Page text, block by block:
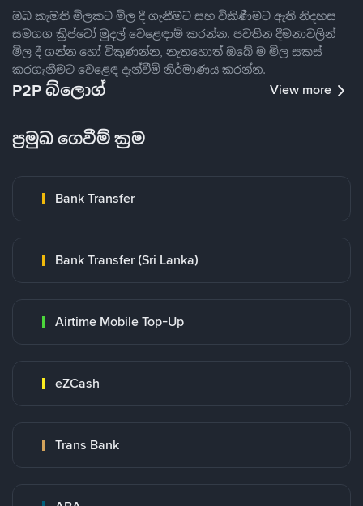
ඔබ කැමති මිලකට මිල දී ගැනීමට සහ විකිණීමට ඇති නිදහස
සමගග ක්‍රිප්ටෝ මුදල් වෙළෙඳාම් කරන්න. පවතින දීමනාවලින්
මිල දී ගන්න හෝ විකුණන්න, නැතහොත් ඔබේ ම මිල සකස්
කරගැනීමට වෙළෙඳ දැන්වීම් නිර්මාණය කරන්න.
P2P බ්ලොග් View more
ප්‍රමුඛ ගෙවීම් ක්‍රම
Bank Transfer
Bank Transfer (Sri Lanka)
Airtime Mobile Top-Up
eZCash
Trans Bank